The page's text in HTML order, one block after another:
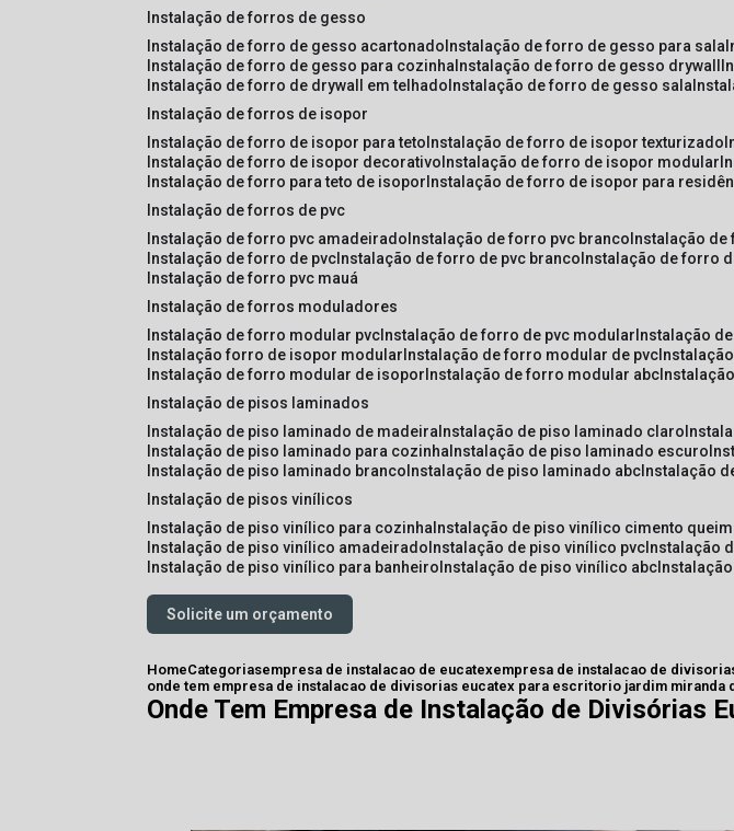
instalação de forros de gesso
instalação de forro de gesso acartonado instalação de forro de gesso para sala
instalação de forro de gesso para cozinha instalação de forro de gesso drywall
instalação de forro de drywall em telhado instalação de forro de gesso sala
instalação de forros de isopor
instalação de forro de isopor para teto instalação de forro de isopor texturizado
instalação de forro de isopor decorativo instalação de forro de isopor modular
instalação de forro para teto de isopor instalação de forro de isopor para
instalação de forros de pvc
instalação de forro pvc amadeirado instalação de forro pvc branco instalação
instalação de forro de pvc instalação de forro de pvc branco instalação de forro
instalação de forro pvc mauá
instalação de forros moduladores
instalação de forro modular pvc instalação de forro de pvc modular instalação
instalação forro de isopor modular instalação de forro modular de pvc
instalação de forro modular de isopor instalação de forro modular abc
instalação de pisos laminados
instalação de piso laminado de madeira instalação de piso laminado claro
instalação de piso laminado para cozinha instalação de piso laminado escuro
instalação de piso laminado branco instalação de piso laminado abc instalação
instalação de pisos vinílicos
instalação de piso vinílico para cozinha instalação de piso vinílico cimento
instalação de piso vinílico amadeirado instalação de piso vinílico pvc instalação
instalação de piso vinílico para banheiro instalação de piso vinílico abc
Solicite um orçamento
HomeCategoriasempresa de instalacao de eucatexempresa de instalacao de
onde tem empresa de instalacao de divisorias eucatex para escritorio jardim miranda
Onde Tem Empresa de Instalação de Divisórias